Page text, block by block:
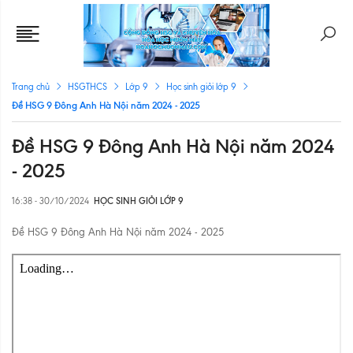
Trang chủ HSGTHCS Lớp 9 Học sinh giỏi lớp 9
Đề HSG 9 Đông Anh Hà Nội năm 2024 - 2025
Đề HSG 9 Đông Anh Hà Nội năm 2024
- 2025
16:38 - 30/10/2024 HỌC SINH GIỎI LỚP 9
Đề HSG 9 Đông Anh Hà Nội năm 2024 - 2025